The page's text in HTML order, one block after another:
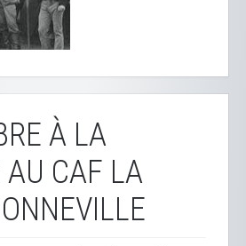
À LA
AU CAF LA